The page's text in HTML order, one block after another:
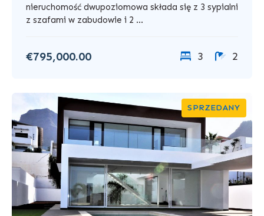
nieruchomość dwupoziomowa składa się z 3 sypialni
z szafami w zabudowie i 2 ...
€795,000.00 3 2
SPRZEDANY